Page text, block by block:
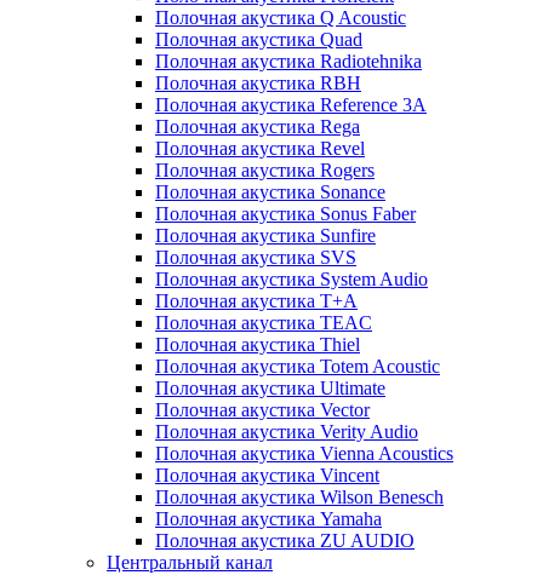
Полочная акустика Q Acoustic
Полочная акустика Quad
Полочная акустика Radiotehnika
Полочная акустика RBH
Полочная акустика Reference 3A
Полочная акустика Rega
Полочная акустика Revel
Полочная акустика Rogers
Полочная акустика Sonance
Полочная акустика Sonus Faber
Полочная акустика Sunfire
Полочная акустика SVS
Полочная акустика System Audio
Полочная акустика T+A
Полочная акустика TEAC
Полочная акустика Thiel
Полочная акустика Totem Acoustic
Полочная акустика Ultimate
Полочная акустика Vector
Полочная акустика Verity Audio
Полочная акустика Vienna Acoustics
Полочная акустика Vincent
Полочная акустика Wilson Benesch
Полочная акустика Yamaha
Полочная акустика ZU AUDIO
Центральный канал